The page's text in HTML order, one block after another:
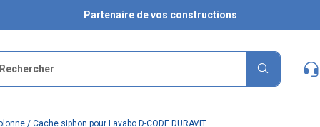
Partenaire de vos constructions
/ Cache siphon pour Lavabo D-CODE DURAVIT